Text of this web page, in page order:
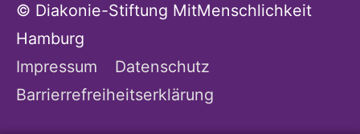
© Diakonie-Stiftung MitMenschlichkeit
Hamburg
Impressum
Datenschutz
Barrierrefreiheitserklärung